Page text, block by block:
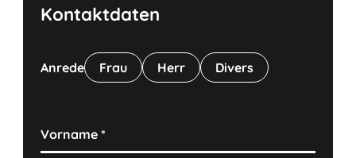
Kontaktdaten
Anrede Frau Herr Divers
Vorname*